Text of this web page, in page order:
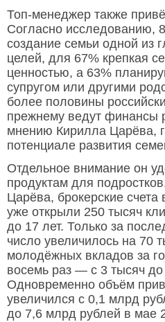
Топ-менеджер также
Согласно исследованию,
создание семьи одной из
целей, для 67% крепкая
ценностью, а 63%
супругом или другими
более половины
прежнему ведут финансы
мнению Кирилла Царёва,
потенциале развития
Отдельное внимание он
продуктам для
Царёва, брокерские
уже открыли 250 тысяч
до 17 лет. Только за
число увеличилось на 70
молодёжных вкладов за
восемь раз — с 3 тысяч
Одновременно объём
увеличился с 0,1 млрд
до 7,6 млрд рублей в мае